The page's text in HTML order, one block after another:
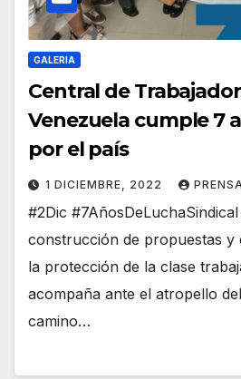
GALERIA
Central de
Venezuela cumple 7
por el país
1 DICIEMBRE, 2022
#2Dic
construcción de propuestas y
la protección de la clase
acompaña ante el atropello
camino…